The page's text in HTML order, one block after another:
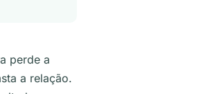
perde a
a relação.